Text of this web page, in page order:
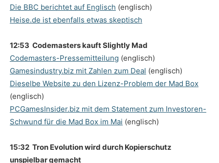
Die BBC berichtet auf Englisch (englisch)
Heise.de ist ebenfalls etwas skeptisch
12:53 Codemasters kauft Slightly Mad
Codemasters-Pressemitteilung (englisch)
Gamesindustry.biz mit Zahlen zum Deal (englisch)
Dieselbe Website zu den Lizenz-Problem der Mad Box
(englisch)
PCGamesInsider.biz mit dem Statement zum Investoren-
Schwund für die Mad Box im Mai (englisch)
15:32 Tron Evolution wird durch Kopierschutz
unspielbar gemacht